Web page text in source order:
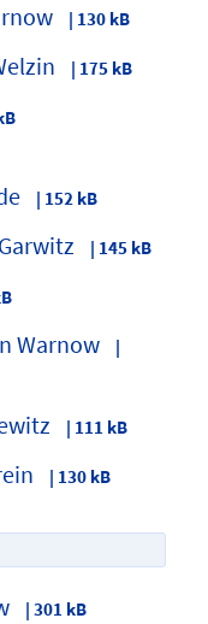
| 130 kB
| 175 kB
| 152 kB
| 145 kB
Warnow
|
| 111 kB
| 130 kB
| 301 kB